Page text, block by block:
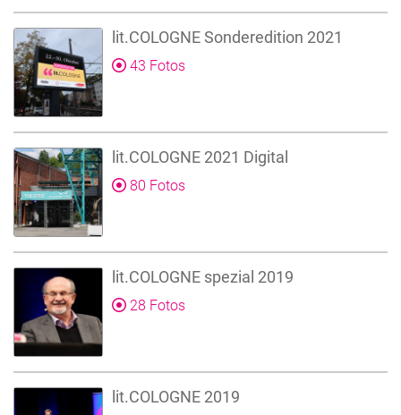
lit.COLOGNE Sonderedition 2021
43 Fotos
lit.COLOGNE 2021 Digital
80 Fotos
lit.COLOGNE spezial 2019
28 Fotos
lit.COLOGNE 2019